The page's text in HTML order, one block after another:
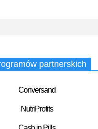
partnerskich
Conversand
NutriProfits